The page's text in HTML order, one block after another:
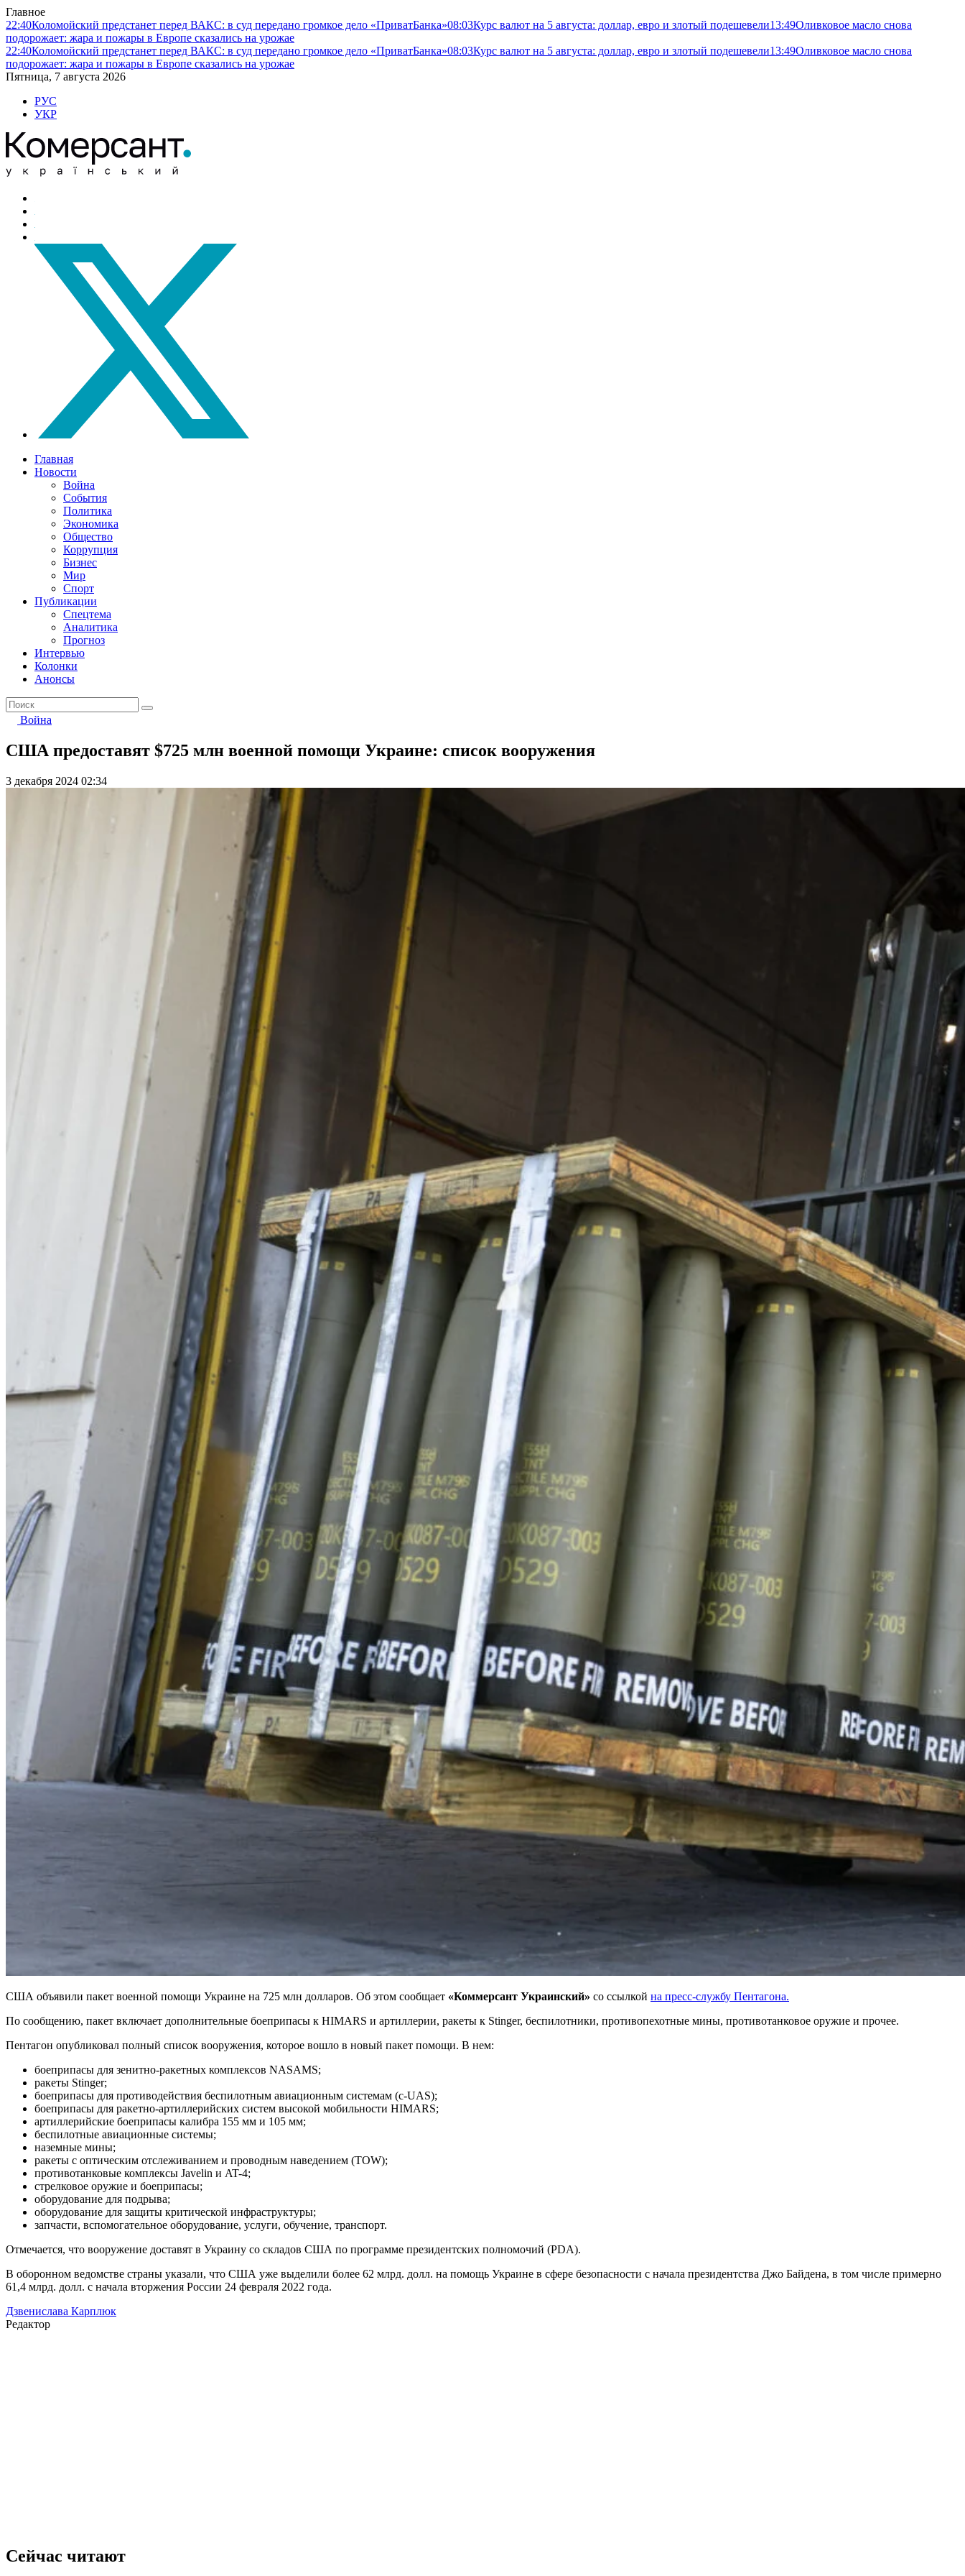
Главное
22:40Коломойский предстанет перед ВАКС: в суд передано громкое дело «ПриватБанка»08:03Курс валют на 5 августа: доллар, евро и злотый подешевели13:49Оливковое масло снова
подорожает: жара и пожары в Европе сказались на урожае
22:40Коломойский предстанет перед ВАКС: в суд передано громкое дело «ПриватБанка»08:03Курс валют на 5 августа: доллар, евро и злотый подешевели13:49Оливковое масло снова
подорожает: жара и пожары в Европе сказались на урожае
Пятница, 7 августа 2026
РУС
УКР
Главная
Новости
Война
События
Политика
Экономика
Общество
Коррупция
Бизнес
Мир
Спорт
Публикации
Спецтема
Аналитика
Прогноз
Интервью
Колонки
Анонсы
Война
США предоставят $725 млн военной помощи Украине: список вооружения
3 декабря 2024 02:34
США объявили пакет военной помощи Украине на 725 млн долларов. Об этом сообщает «Коммерсант Украинский» со ссылкой на пресс-службу Пентагона.
По сообщению, пакет включает дополнительные боеприпасы к HIMARS и артиллерии, ракеты к Stinger, беспилотники, противопехотные мины, противотанковое оружие и прочее.
Пентагон опубликовал полный список вооружения, которое вошло в новый пакет помощи. В нем:
боеприпасы для зенитно-ракетных комплексов NASAMS;
ракеты Stinger;
боеприпасы для противодействия беспилотным авиационным системам (c-UAS);
боеприпасы для ракетно-артиллерийских систем высокой мобильности HIMARS;
артиллерийские боеприпасы калибра 155 мм и 105 мм;
беспилотные авиационные системы;
наземные мины;
ракеты с оптическим отслеживанием и проводным наведением (TOW);
противотанковые комплексы Javelin и AT-4;
стрелковое оружие и боеприпасы;
оборудование для подрыва;
оборудование для защиты критической инфраструктуры;
запчасти, вспомогательное оборудование, услуги, обучение, транспорт.
Отмечается, что вооружение доставят в Украину со складов США по программе президентских полномочий (PDA).
В оборонном ведомстве страны указали, что США уже выделили более 62 млрд. долл. на помощь Украине в сфере безопасности с начала президентства Джо Байдена, в том числе примерно
61,4 млрд. долл. с начала вторжения России 24 февраля 2022 года.
Дзвенислава Карплюк
Редактор
Сейчас читают